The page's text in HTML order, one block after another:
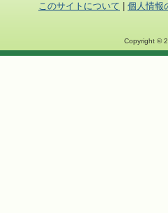
このサイトについて 個人情報
Copyright ©